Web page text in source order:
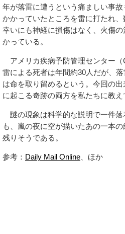
年が落雷に遭うという痛ましい事
かかっていたところを雷に打たれ、
幸いにも神経に損傷はなく、火傷
かっている。
アメリカ疾病予防管理センター
雷による死者は年間約30人だが、
は命を取り留めるという。今回の
に起こる奇跡の両方を私たちに教え
謎の現象は科学的な説明で一件
も、嵐の夜に空が描いたあの一本
残りそうである。
参考： Daily Mail Online 、ほか